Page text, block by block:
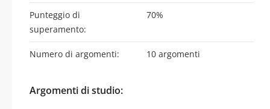
Punteggio di
superamento:
70%
Numero di argomenti: 10 argomenti
Argomenti di studio: